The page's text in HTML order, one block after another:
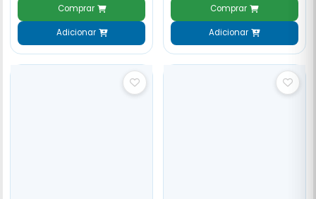
Comprar
Adicionar
Comprar
Adicionar